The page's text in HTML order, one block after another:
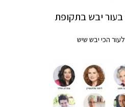
בעור יבש בתקופת
הכי יבש שיש